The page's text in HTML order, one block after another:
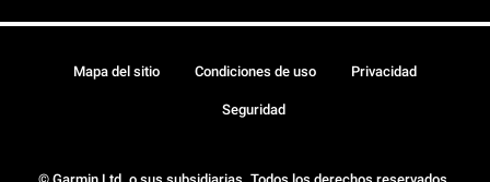
Mapa del sitio Condiciones de uso Privacidad
Seguridad